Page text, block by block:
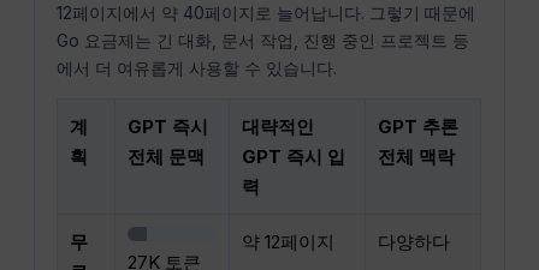
12페이지에서 약 40페이지로 늘어납니다. 그렇기 때문에
Go 요금제는 긴 대화, 문서 작업, 진행 중인 프로젝트 등
에서 더 여유롭게 사용할 수 있습니다.
계
획
GPT 즉시
전체 문맥
대략적인
GPT 즉시 입
력
GPT 추론
전체 맥락
무
27K 토큰
약 12페이지 다양하다